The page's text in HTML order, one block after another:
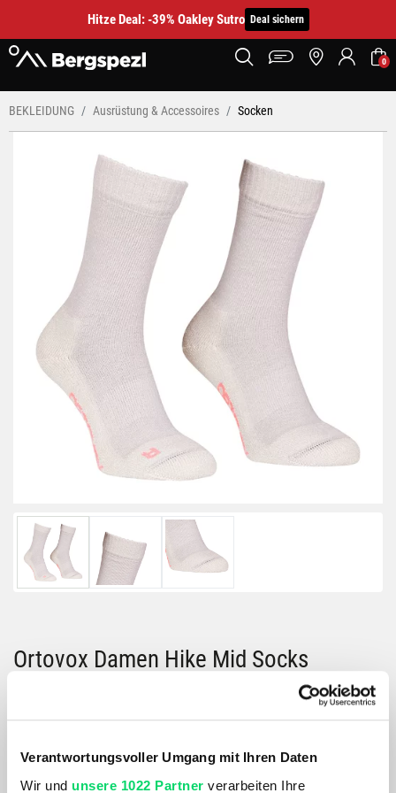
Verantwortungsvoller Umgang mit Ihren Daten
Wir und unsere 1022 Partner verarbeiten Ihre
Hitze Deal: -39% Oakley Sutro Deal sichern
0
BEKLEIDUNG Ausrüstung & Accessoires Socken
Ortovox Damen Hike Mid Socks
Größe:
39-41
Farbe: